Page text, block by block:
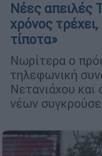
Νέες απειλές
χρόνος
τίποτα»
Νωρίτερα ο
τηλεφωνική
Νετανιάχου
νέων